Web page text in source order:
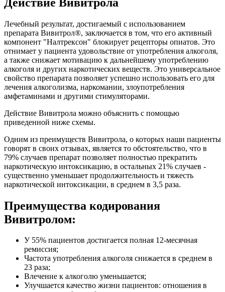
Лечебный результат, достигаемый с использованием
препарата Вивитрол®, заключается в том, что его активный
компонент "Налтрексон" блокирует рецепторы опиатов. Это
отнимает у пациента удовольствие от употребления алкоголя,
а также снижает мотивацию к дальнейшему употреблению
алкоголя и других наркотических веществ. Это универсальное
свойство препарата позволяет успешно использовать его для
лечения алкоголизма, наркомании, злоупотребления
амфетаминами и другими стимуляторами.
Действие Вивитрола можно объяснить с помощью
приведенной ниже схемы.
Одним из преимуществ Вивитрола, о которых наши пациенты
говорят в своих отзывах, является то обстоятельство, что в
79% случаев препарат позволяет полностью прекратить
наркотическую интоксикацию, в остальных 21% случаев -
существенно уменьшает продолжительность и тяжесть
наркотической интоксикации, в среднем в 3,5 раза.
Преимущества кодирования
Вивитролом:
У 55% пациентов достигается полная 12-месячная
ремиссия;
Частота употребления алкоголя снижается в среднем в
23 раза;
Влечение к алкоголю уменьшается;
Улучшается качество жизни пациентов: отношения в